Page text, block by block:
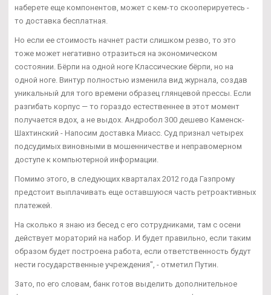
наберете еще компонентов, может с кем-то скооперируетесь -
то доставка бесплатная.
Но если ее стоимость начнет расти слишком резво, то это
тоже может негативно отразиться на экономическом
состоянии. Бёрпи на одной ноге Классические бёрпи, но на
одной ноге. Винтур полностью изменила вид журнала, создав
уникальный для того времени образец глянцевой прессы. Если
разгибать корпус — то гораздо естественнее в этот момент
получается вдох, а не выдох. Андробол 300 дешево Каменск-
Шахтинский - Напосим доставка Миасс. Суд признал четырех
подсудимых виновными в мошенничестве и неправомерном
доступе к компьютерной информации.
Помимо этого, в следующих кварталах 2012 года Газпрому
предстоит выплачивать еще оставшуюся часть ретроактивных
платежей.
На сколько я знаю из бесед с его сотрудниками, там с осени
действует мораторий на набор. И будет правильно, если таким
образом будет построена работа, если ответственность будут
нести государственные учреждения", - отметил Путин.
Зато, по его словам, банк готов выделить дополнительное